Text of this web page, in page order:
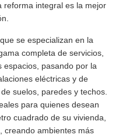
reforma integral es la mejor
se especializan en la
completa de servicios,
espacios, pasando por la
eléctricas y de
suelos, paredes y techos.
para quienes desean
cuadrado de su vivienda,
creando ambientes más